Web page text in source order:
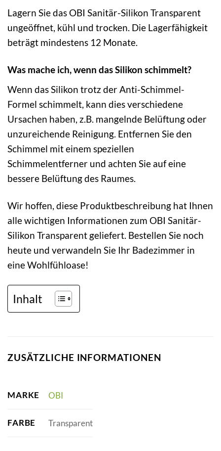
Lagern Sie das OBI Sanitär-Silikon Transparent
ungeöffnet, kühl und trocken. Die Lagerfähigkeit
beträgt mindestens 12 Monate.
Was mache ich, wenn das Silikon schimmelt?
Wenn das Silikon trotz der Anti-Schimmel-
Formel schimmelt, kann dies verschiedene
Ursachen haben, z.B. mangelnde Belüftung oder
unzureichende Reinigung. Entfernen Sie den
Schimmel mit einem speziellen
Schimmelentferner und achten Sie auf eine
bessere Belüftung des Raumes.
Wir hoffen, diese Produktbeschreibung hat Ihnen
alle wichtigen Informationen zum OBI Sanitär-
Silikon Transparent geliefert. Bestellen Sie noch
heute und verwandeln Sie Ihr Badezimmer in
eine Wohlfühloase!
Inhalt
ZUSÄTZLICHE INFORMATIONEN
MARKE OBI
FARBE Transparent